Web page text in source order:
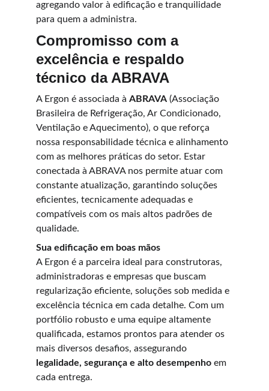
agregando valor à edificação e tranquilidade
para quem a administra.
Compromisso com a
excelência e respaldo
técnico da ABRAVA
A Ergon é associada à ABRAVA (Associação
Brasileira de Refrigeração, Ar Condicionado,
Ventilação e Aquecimento), o que reforça
nossa responsabilidade técnica e alinhamento
com as melhores práticas do setor. Estar
conectada à ABRAVA nos permite atuar com
constante atualização, garantindo soluções
eficientes, tecnicamente adequadas e
compatíveis com os mais altos padrões de
qualidade.
Sua edificação em boas mãos
A Ergon é a parceira ideal para construtoras,
administradoras e empresas que buscam
regularização eficiente, soluções sob medida e
excelência técnica em cada detalhe. Com um
portfólio robusto e uma equipe altamente
qualificada, estamos prontos para atender os
mais diversos desafios, assegurando
legalidade, segurança e alto desempenho em
cada entrega.